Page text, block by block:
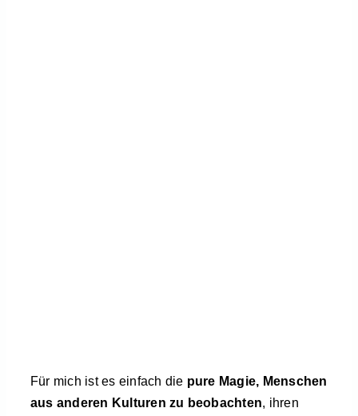
Für mich ist es einfach die pure Magie, Menschen
aus anderen Kulturen zu beobachten, ihren